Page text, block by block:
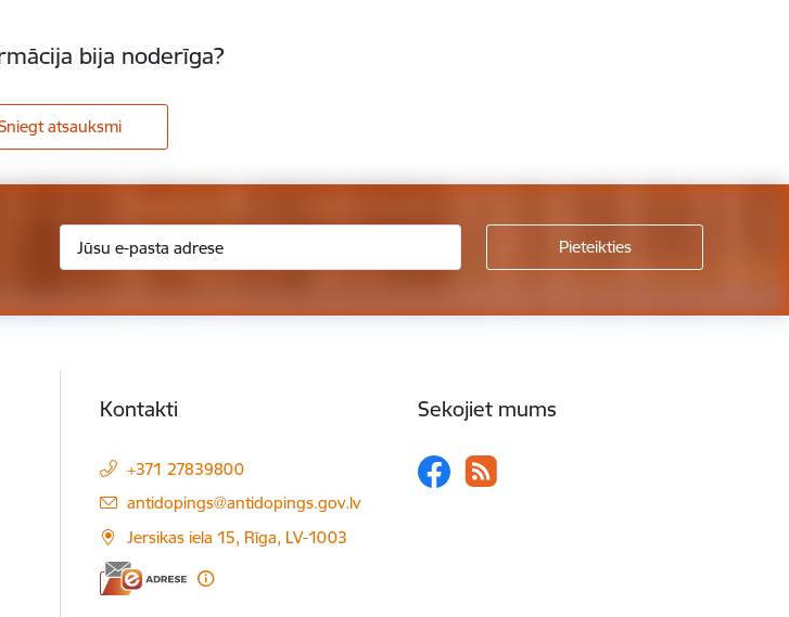
bija noderīga?
atsauksmi
Kontakti
+371 27839800
E-pasts:
antidopings@antidopings.gov.lv
Jersikas iela 15, Rīga, LV-1003
Sekojiet mums